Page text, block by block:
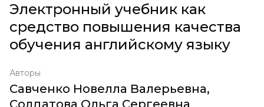
Электронный учебник как
средство повышения качества
обучения английскому языку
Авторы
Савченко Новелла Валерьевна,
Солдатова Ольга Сергеевна